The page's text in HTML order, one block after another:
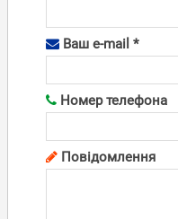
Ваш e-mail *
Номер телефона
Повідомлення